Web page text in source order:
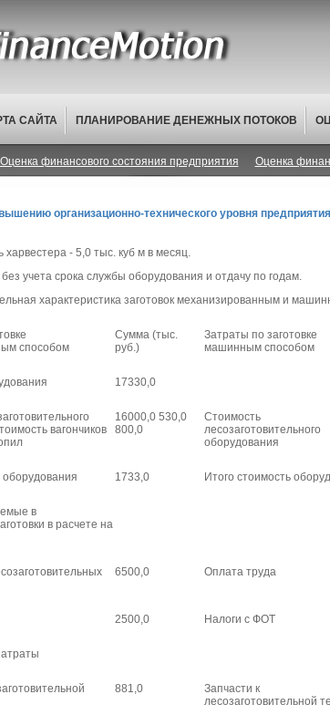
САЙТА ПЛАНИРОВАНИЕ ДЕНЕЖНЫХ ПОТОКОВ
Оценка финансового состояния предприятия Оценка
организационно-технического уровня
харвестера - 5,0 тыс. куб м в месяц.
учета срока службы оборудования и отдачу по годам.
характеристика заготовок механизированным и
способом
Сумма (тыс.
руб.)
Затраты по заготовке
машинным способом
17330,0
вагончиков
16000,0 530,0
800,0
Стоимость
лесозаготовительного
оборудования
оборудования 1733,0 Итого стоимость
в
в расчете на
6500,0 Оплата труда
2500,0 Налоги с ФОТ
881,0
Запчасти к
лесозаготовительной